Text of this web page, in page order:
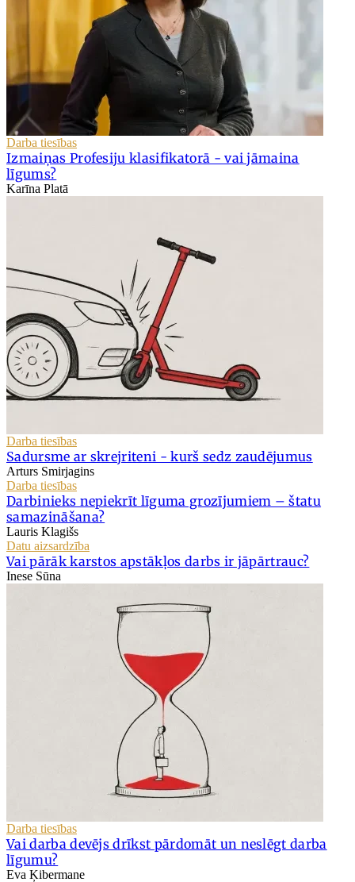
Darba tiesības
Izmaiņas Profesiju klasifikatorā - vai jāmaina
līgums?
Karīna Platā
Darba tiesības
Sadursme ar skrejriteni - kurš sedz zaudējumus
Arturs Smirjagins
Darba tiesības
Darbinieks nepiekrīt līguma grozījumiem – štatu
samazināšana?
Lauris Klagišs
Datu aizsardzība
Vai pārāk karstos apstākļos darbs ir jāpārtrauc?
Inese Sūna
Darba tiesības
Vai darba devējs drīkst pārdomāt un neslēgt darba
līgumu?
Eva Ķibermane